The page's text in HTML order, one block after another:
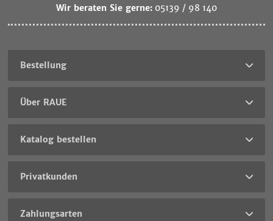
Wir beraten Sie gerne: 05139 / 98 140
Bestellung
Über RAUE
Katalog bestellen
Privatkunden
Zahlungsarten